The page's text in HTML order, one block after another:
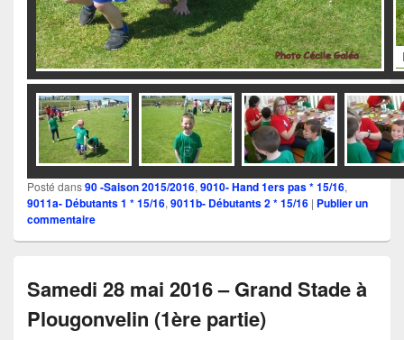
IMGP0804a
Posté dans90 -Saison 2015/2016, 9010- Hand 1ers pas * 15/16,
9011a- Débutants 1 * 15/16, 9011b- Débutants 2 * 15/16 | Publier un
commentaire
Samedi 28 mai 2016 – Grand Stade à
Plougonvelin (1ère partie)